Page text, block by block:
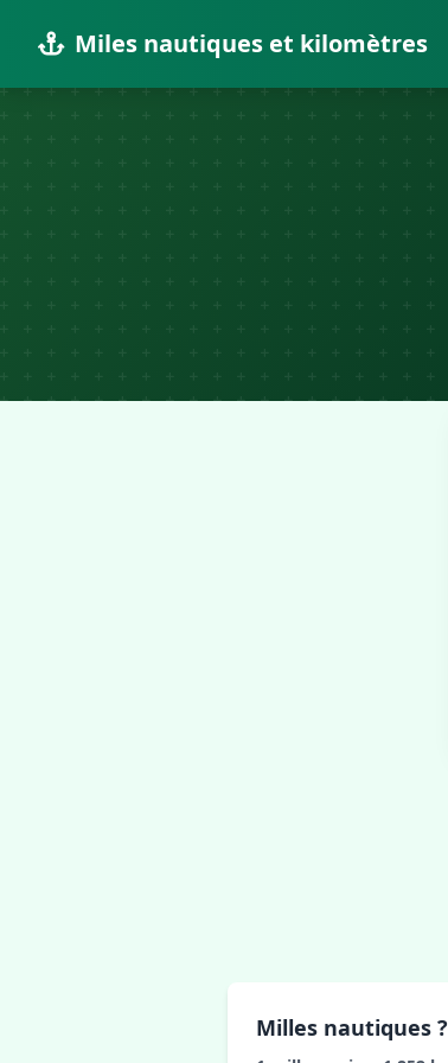
Miles nautiques et kilomètres
Milles nautiques ?